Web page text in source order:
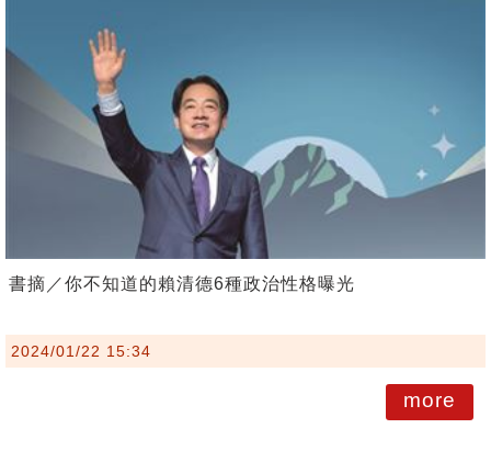
書摘／你不知道的賴清德6種政治性格曝光
2024/01/22 15:34
more